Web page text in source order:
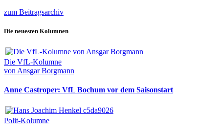
zum Beitragsarchiv
Die neuesten Kolumnen
Die VfL-Kolumne
von Ansgar Borgmann
Anne Castroper: VfL Bochum vor dem Saisonstart
Polit-Kolumne